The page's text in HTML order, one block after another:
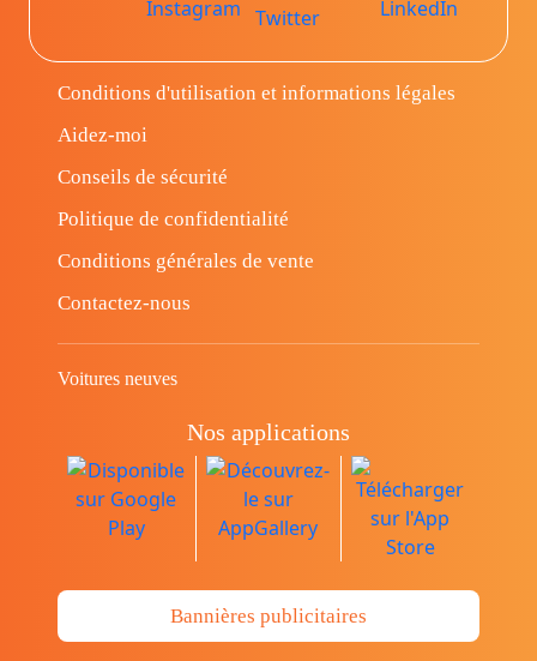
Conditions d'utilisation et informations légales
Aidez-moi
Conseils de sécurité
Politique de confidentialité
Conditions générales de vente
Contactez-nous
Voitures neuves
Nos applications
Bannières publicitaires